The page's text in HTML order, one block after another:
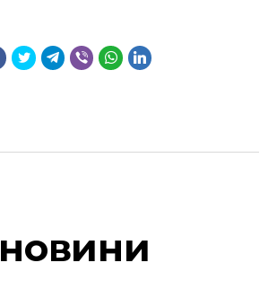
новини